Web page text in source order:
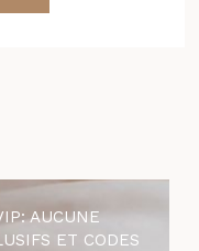
AUCUNE
ET CODES